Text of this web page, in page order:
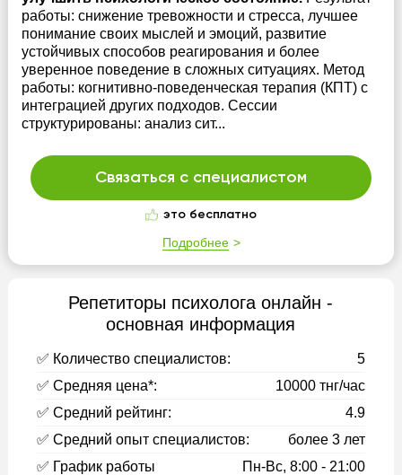
работы: снижение тревожности и стресса, лучшее
понимание своих мыслей и эмоций, развитие
устойчивых способов реагирования и более
уверенное поведение в сложных ситуациях. Метод
работы: когнитивно-поведенческая терапия (КПТ) с
интеграцией других подходов. Сессии
структурированы: анализ сит...
Связаться с специалистом
это бесплатно
Подробнее
Репетиторы психолога онлайн -
основная информация
✅ Количество специалистов:
5
✅ Средняя цена*:
10000 тнг/час
✅ Средний рейтинг:
4.9
✅ Средний опыт специалистов:
более 3 лет
✅ График работы
Пн-Вс, 8:00 - 21:00